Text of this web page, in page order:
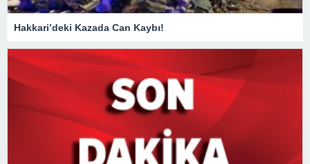
Hakkari’deki Kazada Can Kaybı!